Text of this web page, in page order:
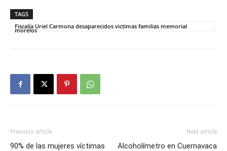
TAGS
Fiscalía Uriel Carmona desaparecidos victimas familias memorial
morelos
Previous article
90% de las mujeres víctimas
Next article
Alcoholímetro en Cuernavaca